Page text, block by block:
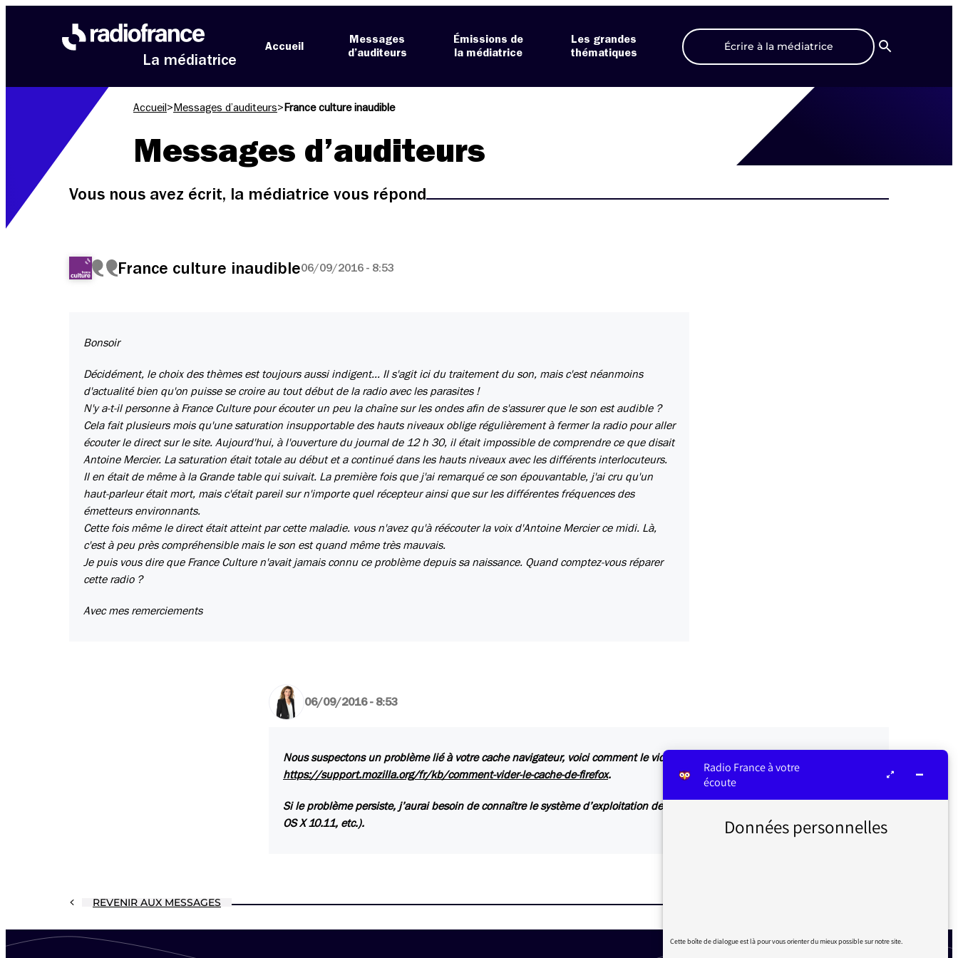
La médiatrice
Accueil
Messages
d’auditeurs
Émissions de
la médiatrice
Les grandes
thématiques
Écrire à la médiatrice
Recherche
Accueil > Messages d’auditeurs> France culture inaudible
Messages d’auditeurs
Vous nous avez écrit, la médiatrice vous répond
France culture inaudible06/09/2016 - 8:53
Bonsoir
Décidément, le choix des thèmes est toujours aussi indigent... Il s'agit ici du traitement du son, mais c'est néanmoins
d'actualité bien qu'on puisse se croire au tout début de la radio avec les parasites !
N'y a-t-il personne à France Culture pour écouter un peu la chaîne sur les ondes afin de s'assurer que le son est audible ?
Cela fait plusieurs mois qu'une saturation insupportable des hauts niveaux oblige régulièrement à fermer la radio pour aller
écouter le direct sur le site. Aujourd'hui, à l'ouverture du journal de 12 h 30, il était impossible de comprendre ce que disait
Antoine Mercier. La saturation était totale au début et a continué dans les hauts niveaux avec les différents interlocuteurs.
Il en était de même à la Grande table qui suivait. La première fois que j'ai remarqué ce son épouvantable, j'ai cru qu'un
haut-parleur était mort, mais c'était pareil sur n'importe quel récepteur ainsi que sur les différentes fréquences des
émetteurs environnants.
Cette fois même le direct était atteint par cette maladie. vous n'avez qu'à réécouter la voix d'Antoine Mercier ce midi. Là,
c'est à peu près compréhensible mais le son est quand même très mauvais.
Je puis vous dire que France Culture n'avait jamais connu ce problème depuis sa naissance. Quand comptez-vous réparer
cette radio ?
Avec mes remerciements
06/09/2016 - 8:53
Nous suspectons un problème lié à votre cache navigateur, voici comment le vider :
https://support.mozilla.org/fr/kb/comment-vider-le-cache-de-firefox.
Si le problème persiste, j’aurai besoin de connaître le système d’exploitation de votre ordinateur (Windows 7, Windows 10,
OS X 10.11, etc.).
REVENIR AUX MESSAGES
Radio France à votre
écoute
Données personnelles
Cette boîte de dialogue est là pour vous orienter du mieux possible sur notre site.